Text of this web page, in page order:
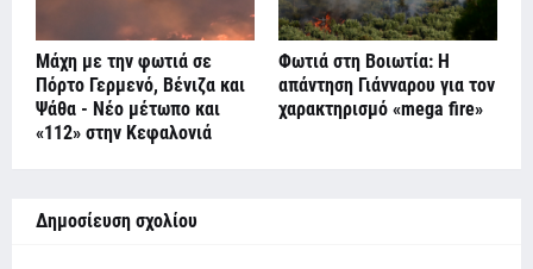
Μάχη με την φωτιά σε
Πόρτο Γερμενό, Βένιζα και
Ψάθα - Νέο μέτωπο και
«112» στην Κεφαλονιά
Φωτιά στη Βοιωτία: Η
απάντηση Γιάνναρου για τον
χαρακτηρισμό «mega fire»
Δημοσίευση σχολίου